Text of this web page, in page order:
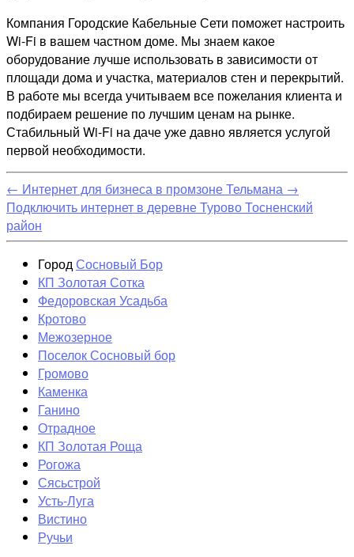
Компания Городские Кабельные Сети поможет настроить
Wi-Fi в вашем частном доме. Мы знаем какое
оборудование лучше использовать в зависимости от
площади дома и участка, материалов стен и перекрытий.
В работе мы всегда учитываем все пожелания клиента и
подбираем решение по лучшим ценам на рынке.
Стабильный Wi-Fi на даче уже давно является услугой
первой необходимости.
← Интернет для бизнеса в промзоне Тельмана →
Подключить интернет в деревне Турово Тосненский
район
ГородСосновый Бор
КП Золотая Сотка
Федоровская Усадьба
Кротово
Межозерное
Поселок Сосновый бор
Громово
Каменка
Ганино
Отрадное
КП Золотая Роща
Рогожа
Сясьстрой
Усть-Луга
Вистино
Ручьи